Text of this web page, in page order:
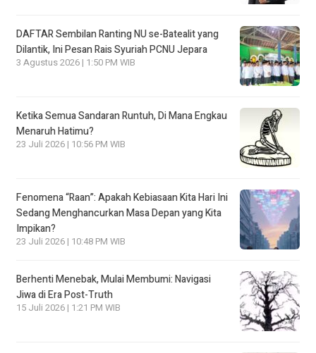
DAFTAR Sembilan Ranting NU se-Batealit yang
Dilantik, Ini Pesan Rais Syuriah PCNU Jepara
3 Agustus 2026 | 1:50 PM WIB
Ketika Semua Sandaran Runtuh, Di Mana Engkau
Menaruh Hatimu?
23 Juli 2026 | 10:56 PM WIB
Fenomena “Raan”: Apakah Kebiasaan Kita Hari Ini
Sedang Menghancurkan Masa Depan yang Kita
Impikan?
23 Juli 2026 | 10:48 PM WIB
Berhenti Menebak, Mulai Membumi: Navigasi
Jiwa di Era Post-Truth
15 Juli 2026 | 1:21 PM WIB